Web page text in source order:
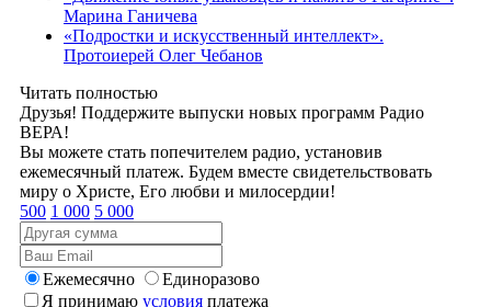
Марина Ганичева
«Подростки и искусственный интеллект».
Протоиерей Олег Чебанов
Читать полностью
Друзья! Поддержите выпуски новых программ Радио
ВЕРА!
Вы можете стать попечителем радио, установив
ежемесячный платеж. Будем вместе свидетельствовать
миру о Христе, Его любви и милосердии!
500 1 000 5 000
Ежемесячно
Единоразово
Я принимаю условия платежа